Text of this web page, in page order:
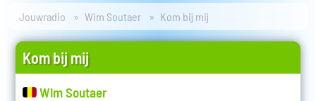
Jouwradio Wim Soutaer Kom bij mij
Kom bij mij
Wim Soutaer